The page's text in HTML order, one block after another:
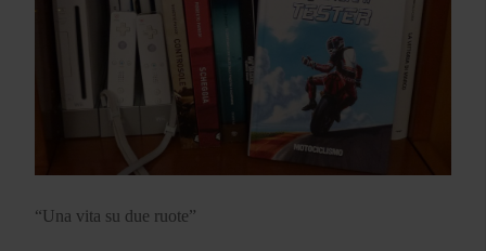
“Una vita su due ruote”